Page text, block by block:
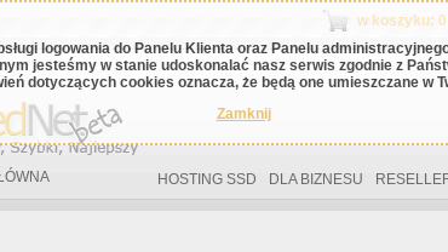
logowania do Panelu Klienta oraz Panelu
jesteśmy w stanie udoskonalać nasz serwis zgodnie z
dotyczących cookies oznacza, że będą one umieszczane w
Zamknij
w koszyku: 0
HOSTING SSD DLA BIZNESU